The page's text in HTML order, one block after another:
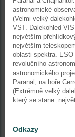
astronomické
(Velmi velký
VST. Dalekohled
největším
největším
oblasti spektra.
revolučního
astronomického
Paranal, na hoře
(Extrémně velký
který se stane
Odkazy